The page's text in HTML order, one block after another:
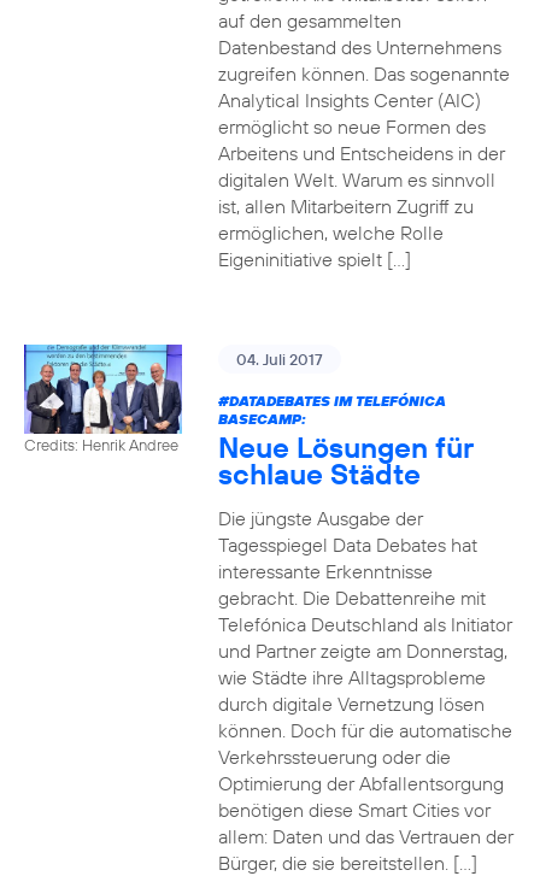
auf den gesammelten
Datenbestand des Unternehmens
zugreifen können. Das sogenannte
Analytical Insights Center (AIC)
ermöglicht so neue Formen des
Arbeitens und Entscheidens in der
digitalen Welt. Warum es sinnvoll
ist, allen Mitarbeitern Zugriff zu
ermöglichen, welche Rolle
Eigeninitiative spielt […]
Credits: Henrik Andree
04. Juli 2017
#DATADEBATESIM TELEFÓNICA
BASECAMP:
Neue Lösungen für
schlaue Städte
Die jüngste Ausgabe der
Tagesspiegel Data Debates hat
interessante Erkenntnisse
gebracht. Die Debattenreihe mit
Telefónica Deutschland als Initiator
und Partner zeigte am Donnerstag,
wie Städte ihre Alltagsprobleme
durch digitale Vernetzung lösen
können. Doch für die automatische
Verkehrssteuerung oder die
Optimierung der Abfallentsorgung
benötigen diese Smart Cities vor
allem: Daten und das Vertrauen der
Bürger, die sie bereitstellen. […]